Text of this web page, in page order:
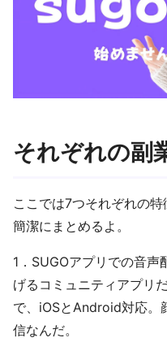
それぞれの副
ここでは7つそれぞれの
簡潔にまとめるよ。
1．SUGOアプリでの音
げるコミュニティアプリ
で、iOSとAndroid対応。
信なんだ。